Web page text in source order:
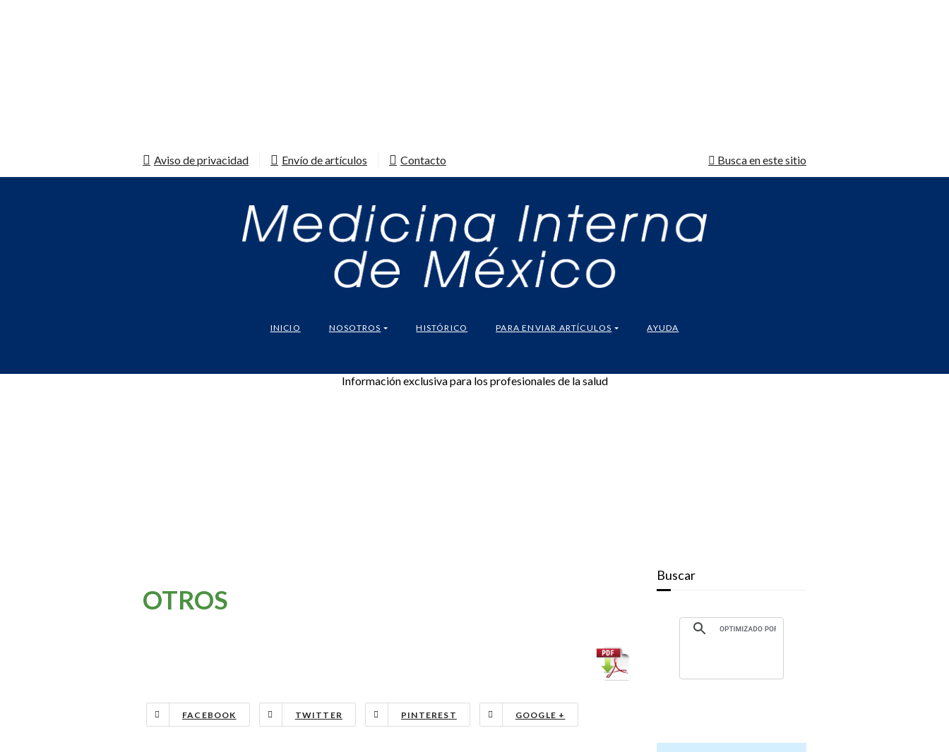
Aviso de privacidad Envío de artículos Contacto Busca en este sitio
INICIO NOSOTROS HISTÓRICO PARA ENVIAR ARTÍCULOS AYUDA
Información exclusiva para los profesionales de la salud
OTROS
FACEBOOK TWITTER PINTEREST GOOGLE +
Buscar